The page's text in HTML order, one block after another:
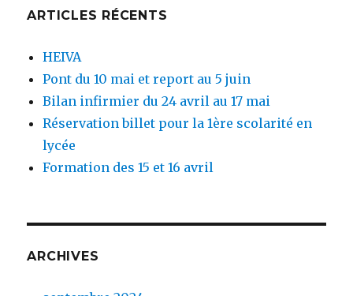
ARTICLES RÉCENTS
HEIVA
Pont du 10 mai et report au 5 juin
Bilan infirmier du 24 avril au 17 mai
Réservation billet pour la 1ère scolarité en
lycée
Formation des 15 et 16 avril
ARCHIVES